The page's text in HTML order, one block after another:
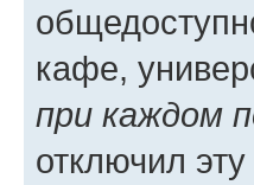
кафе,
при каждом
отключил